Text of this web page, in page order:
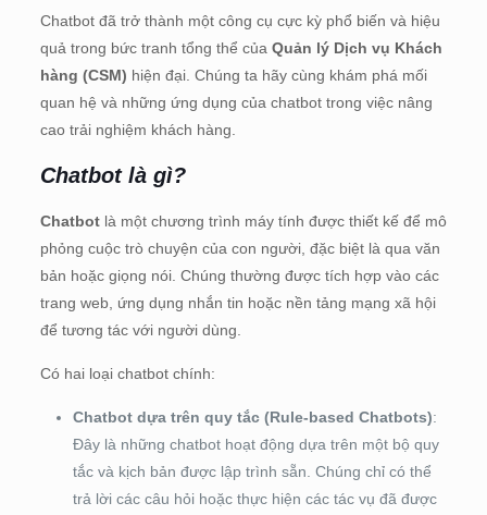
Chatbot đã trở thành một công cụ cực kỳ phổ biến và hiệu
quả trong bức tranh tổng thể của Quản lý Dịch vụ Khách
hàng (CSM) hiện đại. Chúng ta hãy cùng khám phá mối
quan hệ và những ứng dụng của chatbot trong việc nâng
cao trải nghiệm khách hàng.
Chatbot là gì?
Chatbotlà một chương trình máy tính được thiết kế để mô
phỏng cuộc trò chuyện của con người, đặc biệt là qua văn
bản hoặc giọng nói. Chúng thường được tích hợp vào các
trang web, ứng dụng nhắn tin hoặc nền tảng mạng xã hội
để tương tác với người dùng.
Có hai loại chatbot chính:
Chatbot dựa trên quy tắc (Rule-based Chatbots):
Đây là những chatbot hoạt động dựa trên một bộ quy
tắc và kịch bản được lập trình sẵn. Chúng chỉ có thể
trả lời các câu hỏi hoặc thực hiện các tác vụ đã được